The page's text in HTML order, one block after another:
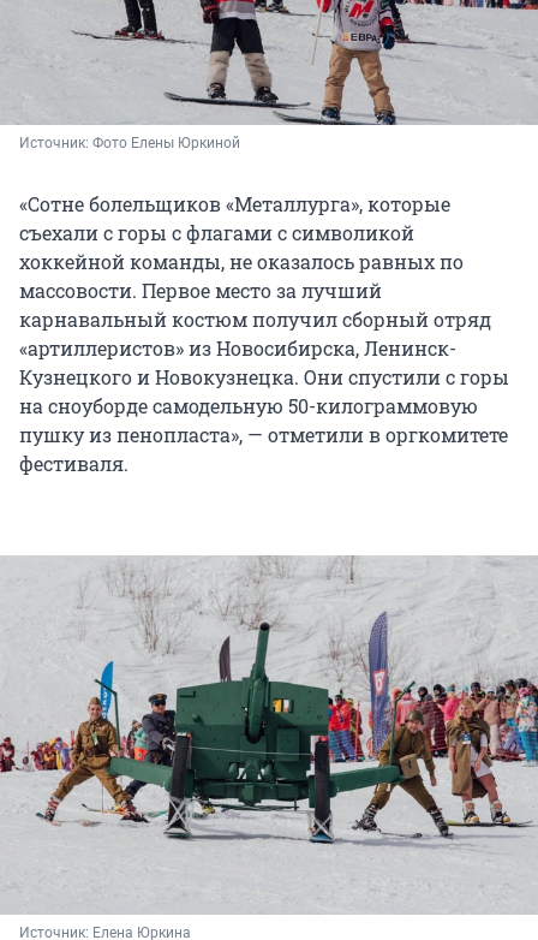
Источник: Фото Елены Юркиной
«Сотне болельщиков «Металлурга», которые
съехали с горы с флагами с символикой
хоккейной команды, не оказалось равных по
массовости. Первое место за лучший
карнавальный костюм получил сборный отряд
«артиллеристов» из Новосибирска, Ленинск-
Кузнецкого и Новокузнецка. Они спустили с горы
на сноуборде самодельную 50-килограммовую
пушку из пенопласта», — отметили в оргкомитете
фестиваля.
Источник: Елена Юркина